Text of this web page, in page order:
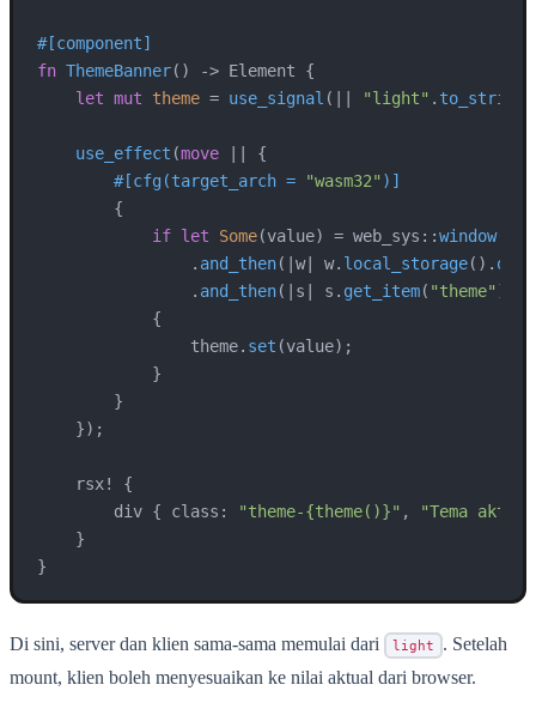
#[component]
fn ThemeBanner() -> Element {
let mut theme = use_signal (|| "light" . to_string
use_effect (move || {
#[cfg(target_arch =
"wasm32" )]
        {
if let Some(value) = web_sys::window()
                .
and_then(|w| w. local_storage(). ok
                .
and_then(|s| s. get_item( "theme" ).
            {
                theme.
set (value);
            }
        }
    });
    rsx! {
        div { class:
"theme-{theme()}" ,
"Tema
    }
}
Di sini, server dan klien sama-sama memulai dari light
. Setelah
mount, klien boleh menyesuaikan ke nilai aktual dari browser.